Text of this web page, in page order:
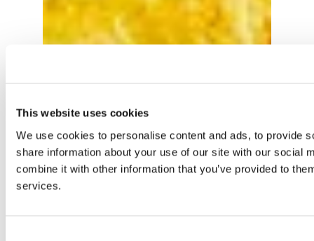
This website uses cookies
We use cookies to personalise content and ads, to provide
share information about your use of our site with our social
combine it with other information that you’ve provided to
services.